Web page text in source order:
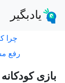
یادبگیر
چرا
رفع
بازی